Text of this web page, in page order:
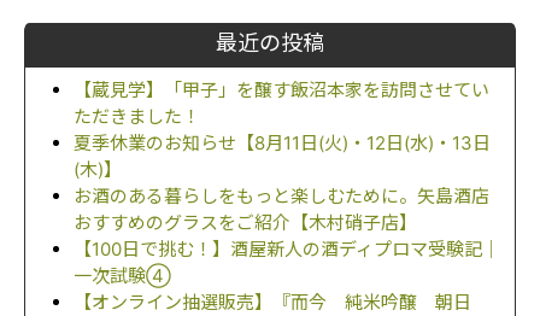
最近の投稿
【蔵見学】「甲子」を醸す飯沼本家を訪問させてい
ただきました！
夏季休業のお知らせ【8月11日(火)・12日(水)・13日
(木)】
お酒のある暮らしをもっと楽しむために。矢島酒店
おすすめのグラスをご紹介【木村硝子店】
【100日で挑む！】酒屋新人の酒ディプロマ受験記｜
一次試験④
【オンライン抽選販売】『而今 純米吟醸 朝日